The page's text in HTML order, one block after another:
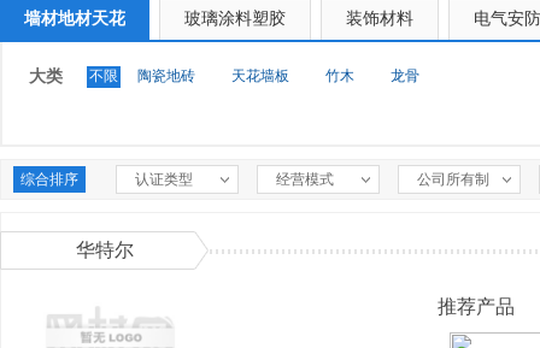
墙材地材天花 玻璃涂料塑胶 装饰材料 电气安
大类 不限 陶瓷地砖 天花墙板 竹木 龙骨
综合排序 认证类型 经营模式 公司所有制
华特尔
推荐产品